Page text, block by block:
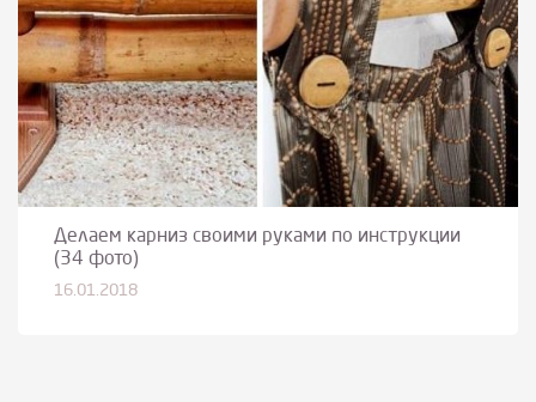
Делаем карниз своими руками по инструкции
(34 фото)
16.01.2018